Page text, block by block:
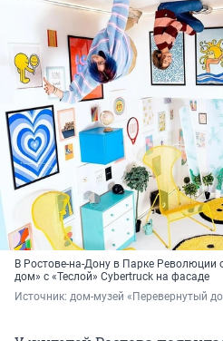
В Ростове-на-Дону в Парке Революции
дом» с «Теслой» Cybertruck на фасаде
Источник: дом-музей «Перевернутый